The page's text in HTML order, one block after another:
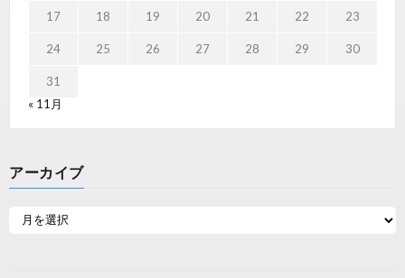
17 18 19 20 21 22 23
24 25 26 27 28 29 30
31
« 11月
アーカイブ